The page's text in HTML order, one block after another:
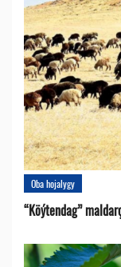
Oba hojalygy
“Köýtendag”